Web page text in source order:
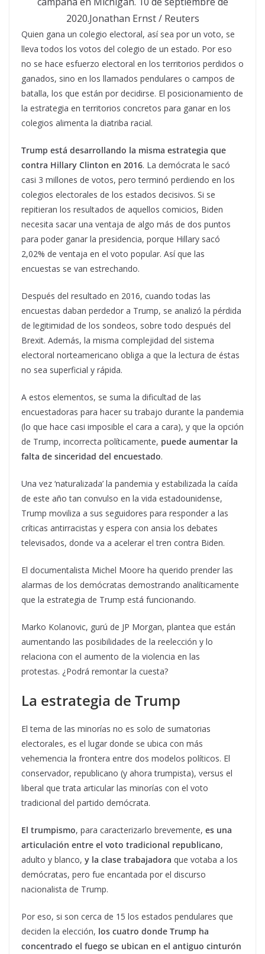
2020.Jonathan Ernst / Reuters
Quien gana un colegio electoral, así sea por un voto, se
lleva todos los votos del colegio de un estado. Por eso
no se hace esfuerzo electoral en los territorios perdidos o
ganados, sino en los llamados pendulares o campos de
batalla, los que están por decidirse. El posicionamiento de
la estrategia en territorios concretos para ganar en los
colegios alimenta la diatriba racial.
Trump está desarrollando la misma estrategia que
contra Hillary Clinton en 2016. La demócrata le sacó
casi 3 millones de votos, pero terminó perdiendo en los
colegios electorales de los estados decisivos. Si se
repitieran los resultados de aquellos comicios, Biden
necesita sacar una ventaja de algo más de dos puntos
para poder ganar la presidencia, porque Hillary sacó
2,02% de ventaja en el voto popular. Así que las
encuestas se van estrechando.
Después del resultado en 2016, cuando todas las
encuestas daban perdedor a Trump, se analizó la pérdida
de legitimidad de los sondeos, sobre todo después del
Brexit. Además, la misma complejidad del sistema
electoral norteamericano obliga a que la lectura de éstas
no sea superficial y rápida.
A estos elementos, se suma la dificultad de las
encuestadoras para hacer su trabajo durante la pandemia
(lo que hace casi imposible el cara a cara), y que la opción
de Trump, incorrecta políticamente, puede aumentar la
falta de sinceridad del encuestado.
Una vez ‘naturalizada’ la pandemia y estabilizada la caída
de este año tan convulso en la vida estadounidense,
Trump moviliza a sus seguidores para responder a las
críticas antirracistas y espera con ansia los debates
televisados, donde va a acelerar el tren contra Biden.
El documentalista Michel Moore ha querido prender las
alarmas de los demócratas demostrando analíticamente
que la estrategia de Trump está funcionando.
Marko Kolanovic, gurú de JP Morgan, plantea que están
aumentando las posibilidades de la reelección y lo
relaciona con el aumento de la violencia en las
protestas. ¿Podrá remontar la cuesta?
La estrategia de Trump
El tema de las minorías no es solo de sumatorias
electorales, es el lugar donde se ubica con más
vehemencia la frontera entre dos modelos políticos. El
conservador, republicano (y ahora trumpista), versus el
liberal que trata articular las minorías con el voto
tradicional del partido demócrata.
El trumpismo, para caracterizarlo brevemente, es una
articulación entre el voto tradicional republicano,
adulto y blanco, y la clase trabajadora que votaba a los
demócratas, pero fue encantada por el discurso
nacionalista de Trump.
Por eso, si son cerca de 15 los estados pendulares que
deciden la elección, los cuatro donde Trump ha
concentrado el fuego se ubican en el antiguo cinturón